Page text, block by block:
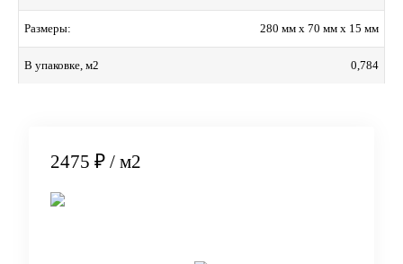
Размеры: 280 мм x 70 мм x 15 мм
В упаковке, м2 0,784
2475 ₽ / м2